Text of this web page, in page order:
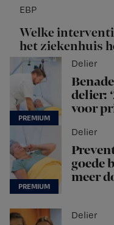
EBP
Welke
het ziekenhuis
Delier
delier:
voor
Delier
goede
meer
Delier